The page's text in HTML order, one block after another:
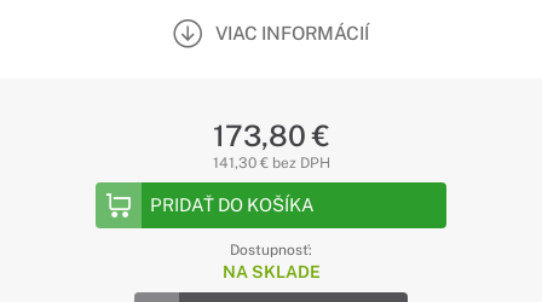
VIAC INFORMÁCIÍ
173,80 €
141,30 € bez DPH
PRIDAŤ DO KOŠÍKA
Dostupnosť:
NA SKLADE